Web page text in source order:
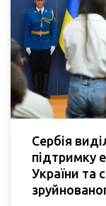
Сербія
підтримку
України та